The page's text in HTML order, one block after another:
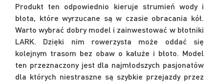
Produkt ten odpowiednio kieruje strumień wody i
błota, które wyrzucane są w czasie obracania kół.
Warto wybrać dobry model i zainwestować w błotniki
LARK. Dzięki nim rowerzysta może oddać się
kolejnym trasom bez obaw o kałuże i błoto. Model
ten przeznaczony jest dla najmłodszych pasjonatów
dla których niestraszne są szybkie przejazdy przez